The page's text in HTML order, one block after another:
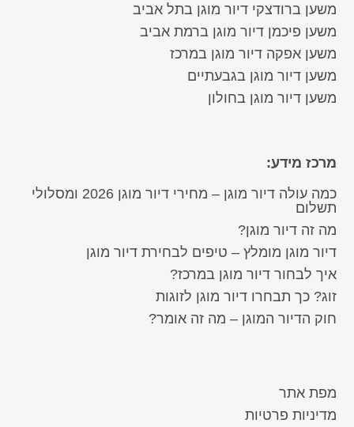
משען ברודצקי דיור מוגן בתל אביב
משען פיכמן דיור מוגן ברמת אביב
משען אפקה דיור מוגן במרכז
משען דיור מוגן בגבעתיים
משען דיור מוגן בחולון
מרכז מידע:
כמה עולה דיור מוגן – מחירי דיור מוגן 2026 ומסלולי
תשלום
מה זה דיור מוגן?
דיור מוגן מומלץ – טיפים לבחירת דיור מוגן
איך לבחור דיור מוגן במרכז?
זוג? כך תבחרו דיור מוגן לזוגות
חוק הדיור המוגן – מה זה אומר?
מפת אתר
מדיניות פרטיות